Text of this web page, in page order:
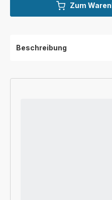
Zum
Beschreibung